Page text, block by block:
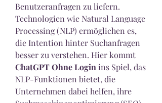
Benutzeranfragen zu liefern.
Technologien wie Natural Language
Processing (NLP) ermöglichen es,
die Intention hinter Suchanfragen
ChatGPT Ohne Login ins Spiel, das
NLP-Funktionen bietet, die
Unternehmen dabei helfen, ihre